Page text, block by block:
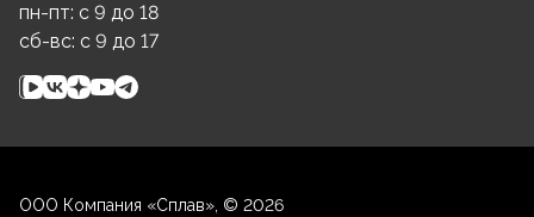
пн-пт: c 9 до 18
сб-вс: c 9 до 17
ООО Компания «Сплав», © 2026